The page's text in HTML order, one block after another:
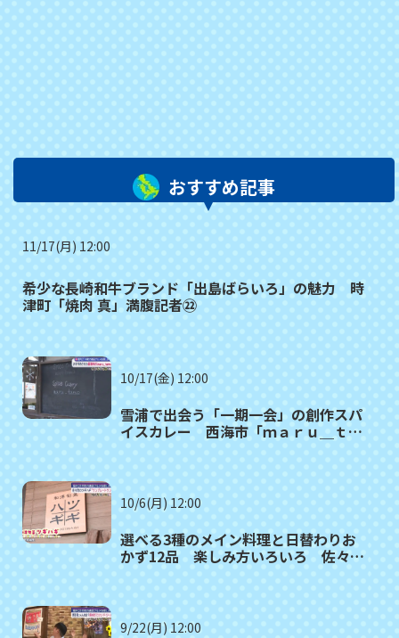
おすすめ記事
11/17(月) 12:00
希少な長崎和牛ブランド「出島ばらいろ」の魅力 時
津町「焼肉 真」満腹記者㉒
10/17(金) 12:00
雪浦で出会う「一期一会」の創作スパ
イスカレー 西海市「ｍａｒｕ＿ｔａ
10/6(月) 12:00
選べる3種のメイン料理と日替わりお
かず12品 楽しみ方いろいろ 佐々町
9/22(月) 12:00